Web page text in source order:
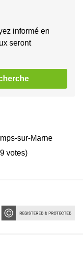
informé en
seront
sur-Marne
votes)